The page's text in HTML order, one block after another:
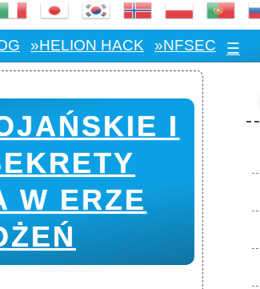
»HELION HACK »NFSEC ☰
I
W ERZE